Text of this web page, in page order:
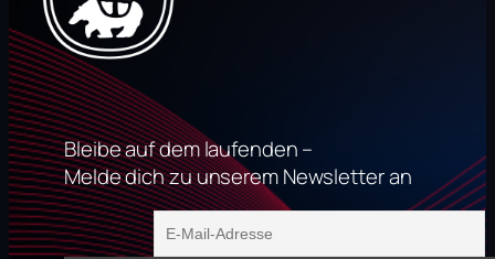
Bleibe auf dem laufenden –
Melde dich zu unserem Newsletter an